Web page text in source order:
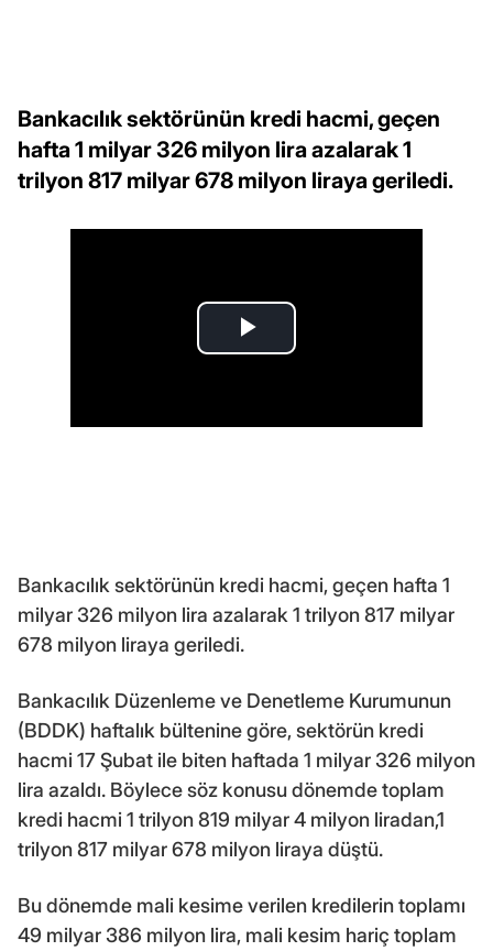
Bankacılık sektörünün kredi hacmi, geçen
hafta 1 milyar 326 milyon lira azalarak 1
trilyon 817 milyar 678 milyon liraya geriledi.
Bankacılık sektörünün kredi hacmi, geçen hafta 1
milyar 326 milyon lira azalarak 1 trilyon 817 milyar
678 milyon liraya geriledi.
Bankacılık Düzenleme ve Denetleme Kurumunun
(BDDK) haftalık bültenine göre, sektörün kredi
hacmi 17 Şubat ile biten haftada 1 milyar 326 milyon
lira azaldı. Böylece söz konusu dönemde toplam
kredi hacmi 1 trilyon 819 milyar 4 milyon liradan,1
trilyon 817 milyar 678 milyon liraya düştü.
Bu dönemde mali kesime verilen kredilerin toplamı
49 milyar 386 milyon lira, mali kesim hariç toplam